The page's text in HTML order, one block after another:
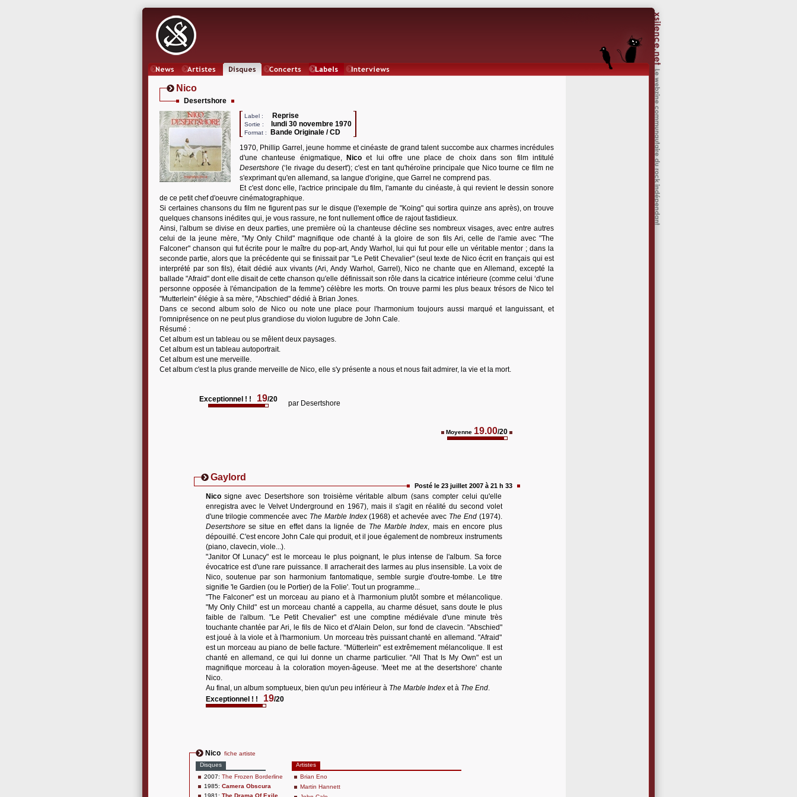
Nico
Desertshore
Label : Reprise
Sortie : lundi 30 novembre 1970
Format :
Bande Originale / CD
1970, Phillip Garrel, jeune homme et cinéaste de grand talent succombe aux charmes incrédules
d'une chanteuse énigmatique,
Nico et lui offre une place de choix dans son film intitulé
Desertshore (‘le rivage du desert'); c'est en tant qu'héroïne principale que Nico tourne ce film ne
s'exprimant qu'en allemand, sa langue d'origine, que Garrel ne comprend pas.
Et c'est donc elle, l'actrice principale du film, l'amante du cinéaste, à qui revient le dessin sonore
de ce petit chef d'oeuvre cinématographique.
Si certaines chansons du film ne figurent pas sur le disque (l'exemple de "Koing" qui sortira quinze ans après), on trouve
quelques chansons inédites qui, je vous rassure, ne font nullement office de rajout fastidieux.
Ainsi, l'album se divise en deux parties, une première où la chanteuse décline ses nombreux visages, avec entre autres
celui de la jeune mère, "My Only Child" magnifique ode chanté à la gloire de son fils Ari, celle de l'amie avec "The
Falconer" chanson qui fut écrite pour le maître du pop-art, Andy Warhol, lui qui fut pour elle un véritable mentor ; dans la
seconde partie, alors que la précédente qui se finissait par "Le Petit Chevalier" (seul texte de Nico écrit en français qui est
interprété par son fils), était dédié aux vivants (Ari, Andy Warhol, Garrel), Nico ne chante que en Allemand, excepté la
ballade "Afraid" dont elle disait de cette chanson qu'elle définissait son rôle dans la cicatrice intérieure (comme celui ‘d'une
personne opposée à l'émancipation de la femme') célèbre les morts. On trouve parmi les plus beaux trésors de Nico tel
"Mutterlein" élégie à sa mère, "Abschied" dédié à Brian Jones.
Dans ce second album solo de Nico ou note une place pour l'harmonium toujours aussi marqué et languissant, et
l'omniprésence on ne peut plus grandiose du violon lugubre de John Cale.
Résumé :
Cet album est un tableau ou se mêlent deux paysages.
Cet album est un tableau autoportrait.
Cet album est une merveille.
Cet album c'est la plus grande merveille de Nico, elle s'y présente a nous et nous fait admirer, la vie et la mort.
Exceptionnel ! ! 19/20 par Desertshore
Moyenne 19.00/20
Gaylord
Posté le 23 juillet 2007 à 21 h 33
Nicosigne avec Desertshore son troisième véritable album (sans compter celui qu'elle
enregistra avec le Velvet Underground en 1967), mais il s'agit en réalité du second volet
d'une trilogie commencée avec The Marble Index(1968) et achevée avec The End(1974).
Desertshorese situe en effet dans la lignée de The Marble Index, mais en encore plus
dépouillé. C'est encore John Cale qui produit, et il joue également de nombreux instruments
(piano, clavecin, viole...).
"Janitor Of Lunacy" est le morceau le plus poignant, le plus intense de l'album. Sa force
évocatrice est d'une rare puissance. Il arracherait des larmes au plus insensible. La voix de
Nico, soutenue par son harmonium fantomatique, semble surgie d'outre-tombe. Le titre
signifie 'le Gardien (ou le Portier) de la Folie'. Tout un programme...
"The Falconer" est un morceau au piano et à l'harmonium plutôt sombre et mélancolique.
"My Only Child" est un morceau chanté a cappella, au charme désuet, sans doute le plus
faible de l'album. "Le Petit Chevalier" est une comptine médiévale d'une minute très
touchante chantée par Ari, le fils de Nico et d'Alain Delon, sur fond de clavecin. "Abschied"
est joué à la viole et à l'harmonium. Un morceau très puissant chanté en allemand. "Afraid"
est un morceau au piano de belle facture. "Mütterlein" est extrêmement mélancolique. Il est
chanté en allemand, ce qui lui donne un charme particulier. "All That Is My Own" est un
magnifique morceau à la coloration moyen-âgeuse. 'Meet me at the desertshore' chante
Nico.
Au final, un album somptueux, bien qu'un peu inférieur à The Marble Indexet à The End.
Exceptionnel ! !
19/20
Nico fiche artiste
Disques
2007: The Frozen Borderline
1985: Camera Obscura
1981: The Drama Of Exile
Artistes
Brian Eno
Martin Hannett